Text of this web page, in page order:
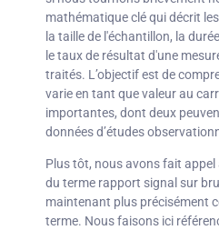
mathématique clé qui décrit
la taille de l'échantillon, la
le taux de résultat d'une
traités. L’objectif est de
varie en tant que valeur au
importantes, dont deux
données d’études
Plus tôt, nous avons fait
du terme rapport signal sur
maintenant plus précisément
terme. Nous faisons ici